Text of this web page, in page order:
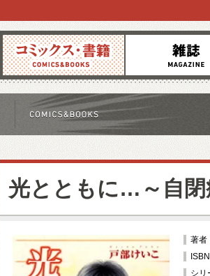
コミックス 雑誌
光とともに…～自閉
著者
シリ